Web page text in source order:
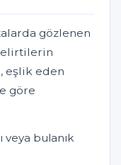
gözlenen
eşlik eden
göre
veya bulanık